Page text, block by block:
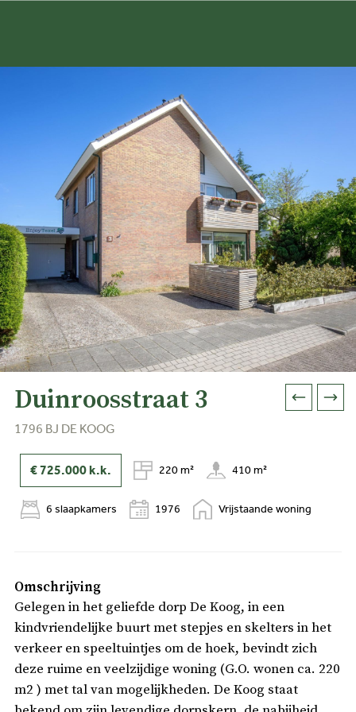
Duinroosstraat 3
1796 BJ DE KOOG
€ 725.000k.k. 220 m² 410 m²
6 slaapkamers 1976 Vrijstaande woning
Omschrijving
Gelegen in het geliefde dorp De Koog, in een
kindvriendelijke buurt met stepjes en skelters in het
verkeer en speeltuintjes om de hoek, bevindt zich
deze ruime en veelzijdige woning (G.O. wonen ca. 220
m2 ) met tal van mogelijkheden. De Koog staat